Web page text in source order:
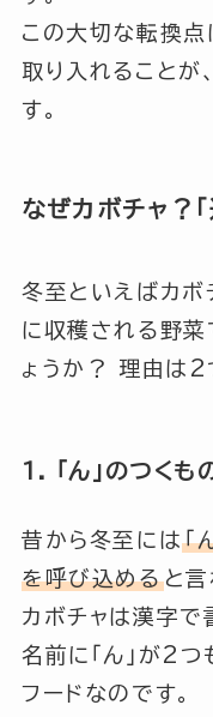
この大切な転換点
取り入れることが
す。
なぜカボチャ？「
冬至といえばカボ
に収穫される野菜
ょうか？ 理由は2
1. 「ん」のつくも
昔から冬至には「
を呼び込めると言
カボチャは漢字で
名前に「ん」が2
フードなのです。